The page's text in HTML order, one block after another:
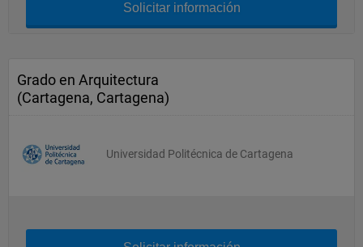
Solicitar información
Grado en Arquitectura
(Cartagena, Cartagena)
Universidad Politécnica de Cartagena